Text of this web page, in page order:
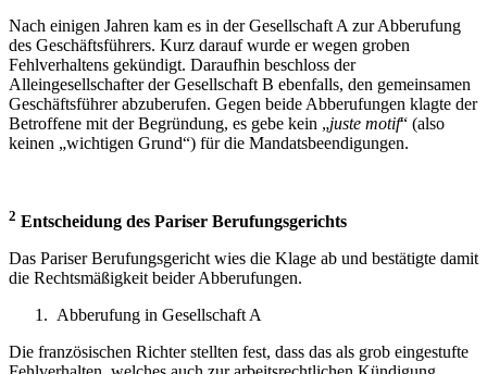
Nach einigen Jahren kam es in der Gesellschaft A zur Abberufung
des Geschäftsführers. Kurz darauf wurde er wegen groben
Fehlverhaltens gekündigt. Daraufhin beschloss der
Alleingesellschafter der Gesellschaft B ebenfalls, den gemeinsamen
Geschäftsführer abzuberufen. Gegen beide Abberufungen klagte der
Betroffene mit der Begründung, es gebe kein „juste motif“ (also
keinen „wichtigen Grund“) für die Mandatsbeendigungen.
2 Entscheidung des Pariser Berufungsgerichts
Das Pariser Berufungsgericht wies die Klage ab und bestätigte damit
die Rechtsmäßigkeit beider Abberufungen.
Abberufung in Gesellschaft A
Die französischen Richter stellten fest, dass das als grob eingestufte